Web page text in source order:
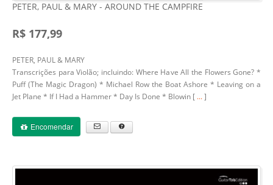
PETER, PAUL & MARY - AROUND THE CAMPFIRE
R$ 177,99
PETER, PAUL & MARY
Transcrições para Violão; incluindo: Where Have All the Flowers Gone? *
Puff (The Magic Dragon) * Michael Row the Boat Ashore * Leaving on a
Jet Plane * If I Had a Hammer * Day Is Done * Blowin [ ...]
Encomendar